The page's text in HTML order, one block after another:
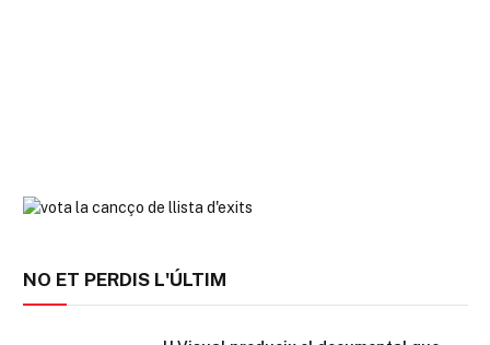
NO ET PERDIS L'ÚLTIM